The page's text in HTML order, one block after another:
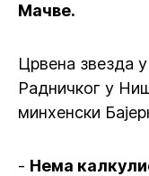
Мачве.
Црвена звезда
Радничког у
минхенски
- Нема